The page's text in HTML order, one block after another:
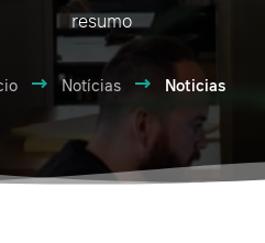
resumo
Notícias Noticias